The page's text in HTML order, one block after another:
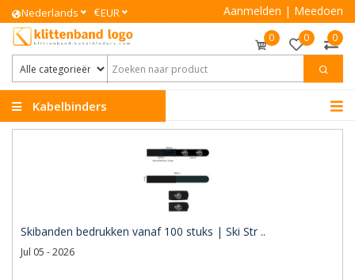
Nederlands €EUR Aanmelden | Meedoen
0 0 0
Kabelbinders
Skibanden bedrukken vanaf 100 stuks | Ski Str ..
Jul 05 - 2026